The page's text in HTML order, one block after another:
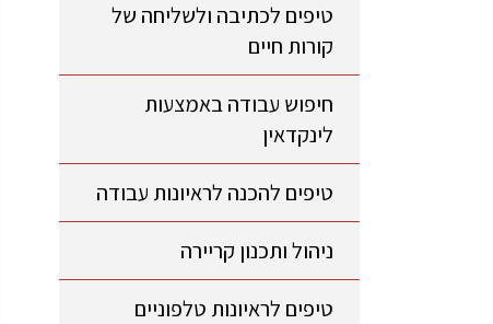
טיפים לכתיבה ולשליחה של
קורות חיים
חיפוש עבודה באמצעות
לינקדאין
טיפים להכנה לראיונות עבודה
ניהול ותכנון קריירה
טיפים לראיונות טלפוניים